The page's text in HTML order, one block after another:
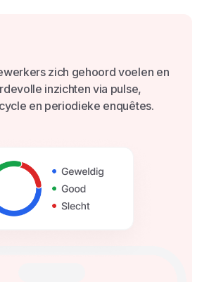
zich gehoord voelen en
inzichten via pulse,
en periodieke enquêtes.